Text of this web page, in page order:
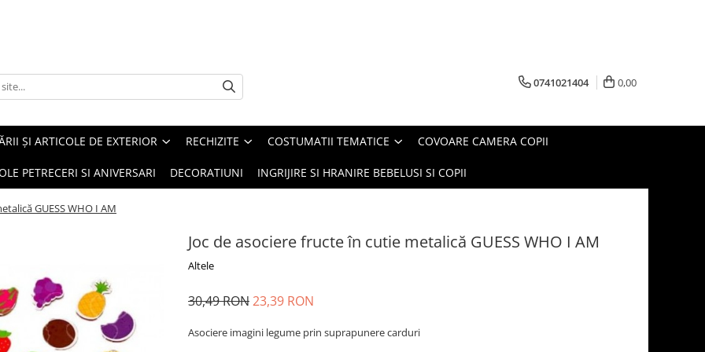
0741021404 0,00
ȘI ARTICOLE DE EXTERIOR RECHIZITE COSTUMATII TEMATICE COVOARE CAMERA COPII
PETRECERI SI ANIVERSARI DECORATIUNI INGRIJIRE SI HRANIRE BEBELUSI SI COPII
GUESS WHO I AM
Joc de asociere fructe în cutie metalică GUESS WHO I AM
Altele
30,49 RON23,39 RON
Asociere imagini legume prin suprapunere carduri